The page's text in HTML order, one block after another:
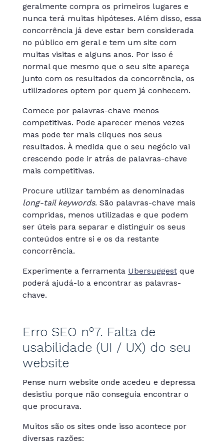
geralmente compra os primeiros lugares e
nunca terá muitas hipóteses. Além disso, essa
concorrência já deve estar bem considerada
no público em geral e tem um site com
muitas visitas e alguns anos. Por isso é
normal que mesmo que o seu site apareça
junto com os resultados da concorrência, os
utilizadores optem por quem já conhecem.
Comece por palavras-chave menos
competitivas. Pode aparecer menos vezes
mas pode ter mais cliques nos seus
resultados. À medida que o seu negócio vai
crescendo pode ir atrás de palavras-chave
mais competitivas.
Procure utilizar também as denominadas
long-tail keywords. São palavras-chave mais
compridas, menos utilizadas e que podem
ser úteis para separar e distinguir os seus
conteúdos entre si e os da restante
concorrência.
Experimente a ferramenta Ubersuggestque
poderá ajudá-lo a encontrar as palavras-
chave.
Erro SEO nº7. Falta de
usabilidade (UI / UX) do seu
website
Pense num website onde acedeu e depressa
desistiu porque não conseguia encontrar o
que procurava.
Muitos são os sites onde isso acontece por
diversas razões: